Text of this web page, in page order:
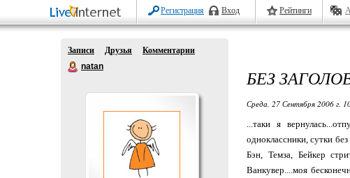
Регистрация Вход Рейтинги
Записи Друзья
Комментарии
natan
БЕЗ
Среда, 27 Сентября 2006 г.
...таки я
одноклассники, сутки
Бэн, Темза, Бейкер
Ванкувер....моя